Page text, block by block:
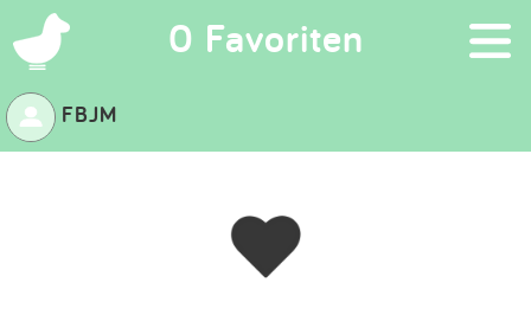
0 Favoriten ×
Suchen
Eintragen
App
FBJM